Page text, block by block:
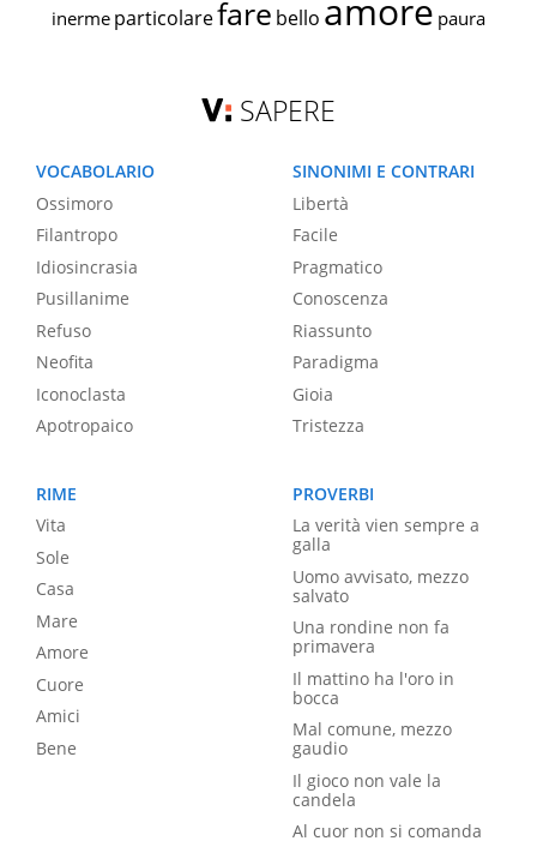
inerme particolarefare bello amore paura
SAPERE
VOCABOLARIO
Ossimoro
Filantropo
Idiosincrasia
Pusillanime
Refuso
Neofita
Iconoclasta
Apotropaico
SINONIMI E CONTRARI
Libertà
Facile
Pragmatico
Conoscenza
Riassunto
Paradigma
Gioia
Tristezza
RIME
Vita
Sole
Casa
Mare
Amore
Cuore
Amici
Bene
PROVERBI
La verità vien sempre a
galla
Uomo avvisato, mezzo
salvato
Una rondine non fa
primavera
Il mattino ha l'oro in
bocca
Mal comune, mezzo
gaudio
Il gioco non vale la
candela
Al cuor non si comanda